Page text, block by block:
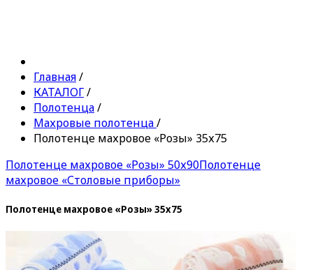
Главная/
КАТАЛОГ/
Полотенца/
Махровые полотенца/
Полотенце махровое «Розы» 35х75
Полотенце махровое «Розы» 50х90Полотенце
махровое «Столовые приборы»
Полотенце махровое «Розы» 35х75